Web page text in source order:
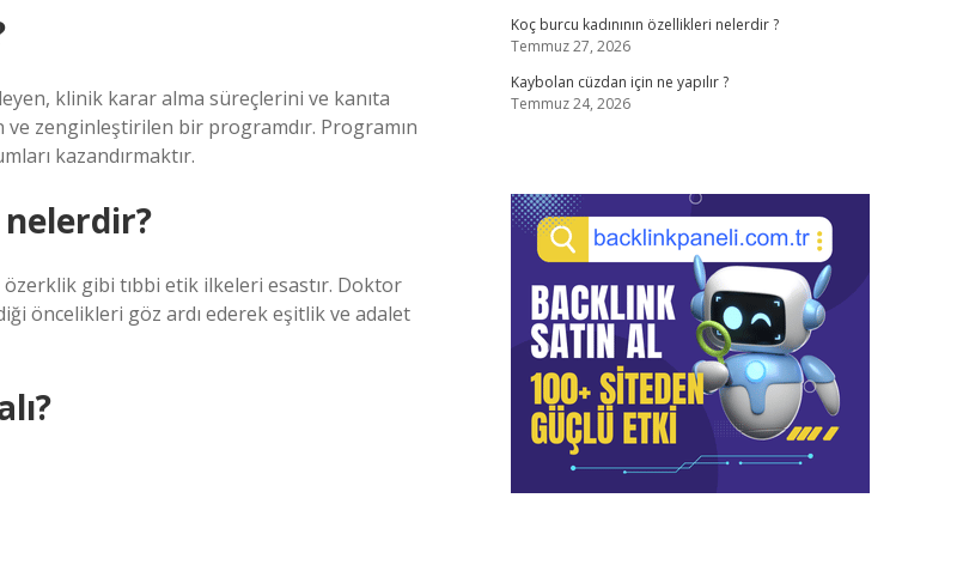
klinik karar alma süreçlerini ve kanıta
ve zenginleştirilen bir programdır. Programın
kazandırmaktır.
gibi tıbbi etik ilkeleri esastır. Doktor
öncelikleri göz ardı ederek eşitlik ve adalet
Koç burcu kadınının özellikleri nelerdir ?
Temmuz 27, 2026
Kaybolan cüzdan için ne yapılır ?
Temmuz 24, 2026